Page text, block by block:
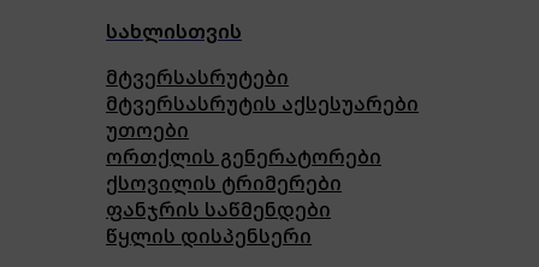
სახლისთვის
მტვერსასრუტები
მტვერსასრუტის აქსესუარები
უთოები
ორთქლის გენერატორები
ქსოვილის ტრიმერები
ფანჯრის საწმენდები
წყლის დისპენსერი